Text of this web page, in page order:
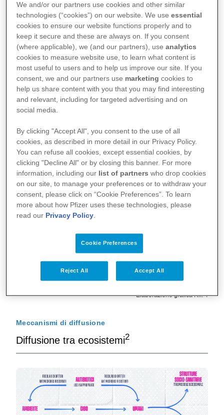
parassiti non rispondono più ai farmaci
antimicrobici.
Di conseguenza, antibiotici
e altri medicinali antimicrobici diventano
inefficaci e le infezioni diventano
difficili o impossibili da trattare,
aumentando ilrischio di diffusione di
malattie gravi, disabilità e morte. 4,5
Meccanismi di sviluppo della resistenza batterica
Resistenza agli antibiotici1
Elaborazione grafica Rif. 4
Meccanismi di diffusione
Diffusione tra ecosistemi2
We and/or our partners use cookies and other similar
technologies (“cookies”) on our website. We useessential
cookies to ensure our website functions properly and to
keep it secure and these are always on. If you consent
(where applicable), we (and our partners), useanalytics
cookies to measure website use, to learn what content is
most useful to users and to help us improve our site. If you
consent, we and our partners use marketing cookies to
help us share content with you that you may find interesting
and relevant, including for targeted advertising and on
social media.
By clicking "Accept All", you consent to the use of all
cookies, as described in more detail in our Privacy Policy.
You can refuse all cookies, except essential cookies, by
clicking "Decline All" or by closing this banner. For more
information, including our list of partners who drop cookies
on our site, to manage your preferences or to withdraw your
consent, please click on “Cookie Preferences”. To learn
more about how Pfizer uses these technologies, please
read our Privacy Policy.
Cookie Preferences
Reject All Accept All